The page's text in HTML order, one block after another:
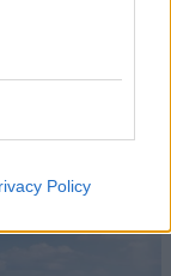
Policy
τους